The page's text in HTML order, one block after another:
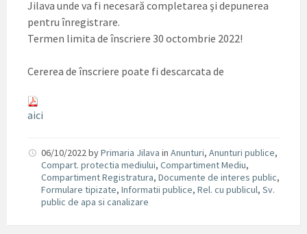
Jilava unde va fi necesară completarea şi depunerea
pentru înregistrare.
Termen limita de înscriere 30 octombrie 2022!
Cererea de înscriere poate fi descarcata de
aici
06/10/2022byPrimaria Jilava in Anunturi, Anunturi publice,
Compart. protectia mediului, Compartiment Mediu,
Compartiment Registratura, Documente de interes public,
Formulare tipizate, Informatii publice, Rel. cu publicul, Sv.
public de apa si canalizare